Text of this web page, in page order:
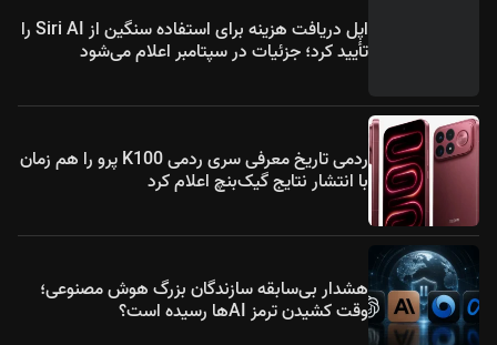
اپل دریافت هزینه برای استفاده سنگین از Siri AI را
تأیید کرد؛ جزئیات در سپتامبر اعلام می‌شود
ردمی تاریخ معرفی سری ردمی K100 پرو را هم زمان
با انتشار نتایج گیک‌بنچ اعلام کرد
هشدار بی‌سابقه سازندگان بزرگ هوش مصنوعی؛
وقت کشیدن ترمز AIها رسیده است؟